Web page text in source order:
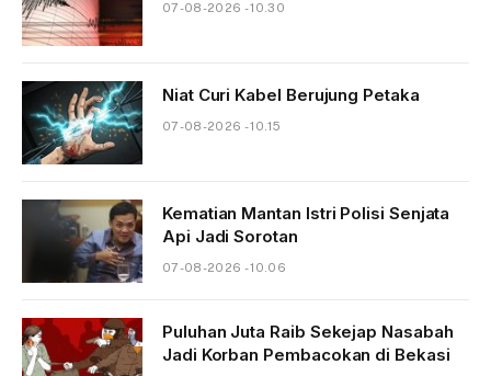
07-08-2026 - 10.30
Niat Curi Kabel Berujung Petaka
07-08-2026 - 10.15
Kematian Mantan Istri Polisi Senjata
Api Jadi Sorotan
07-08-2026 - 10.06
Puluhan Juta Raib Sekejap Nasabah
Jadi Korban Pembacokan di Bekasi